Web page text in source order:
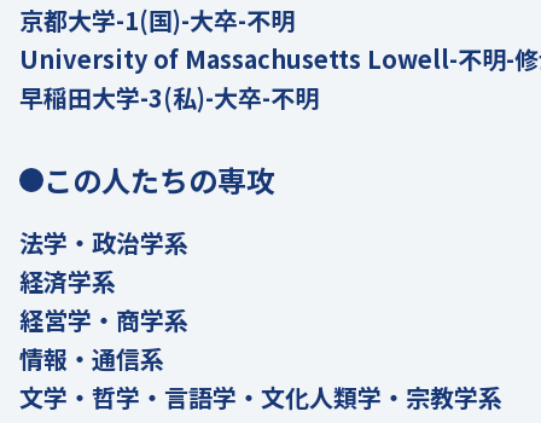
京都大学-1(国)-大卒-不明
University of Massachusetts Lowell-不明-修
早稲田大学-3(私)-大卒-不明
この人たちの専攻
法学・政治学系
経済学系
経営学・商学系
情報・通信系
文学・哲学・言語学・文化人類学・宗教学系